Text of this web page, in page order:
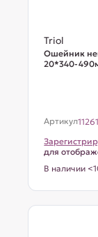
Triol
Ошейник
20*340-
Артикул
для
В наличии